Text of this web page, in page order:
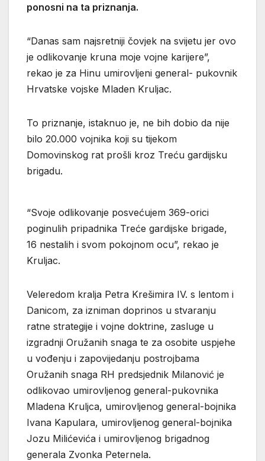
ponosni na ta priznanja.
“Danas sam najsretniji čovjek na svijetu jer ovo
je odlikovanje kruna moje vojne karijere”,
rekao je za Hinu umirovljeni general- pukovnik
Hrvatske vojske Mladen Kruljac.
To priznanje, istaknuo je, ne bih dobio da nije
bilo 20.000 vojnika koji su tijekom
Domovinskog rat prošli kroz Treću gardijsku
brigadu.
“Svoje odlikovanje posvećujem 369-orici
poginulih pripadnika Treće gardijske brigade,
16 nestalih i svom pokojnom ocu”, rekao je
Kruljac.
Veleredom kralja Petra Krešimira IV. s lentom i
Danicom, za izniman doprinos u stvaranju
ratne strategije i vojne doktrine, zasluge u
izgradnji Oružanih snaga te za osobite uspjehe
u vođenju i zapovijedanju postrojbama
Oružanih snaga RH predsjednik Milanović je
odlikovao umirovljenog general-pukovnika
Mladena Kruljca, umirovljenog general-bojnika
Ivana Kapulara, umirovljenog general-bojnika
Jozu Milićevića i umirovljenog brigadnog
generala Zvonka Peternela.